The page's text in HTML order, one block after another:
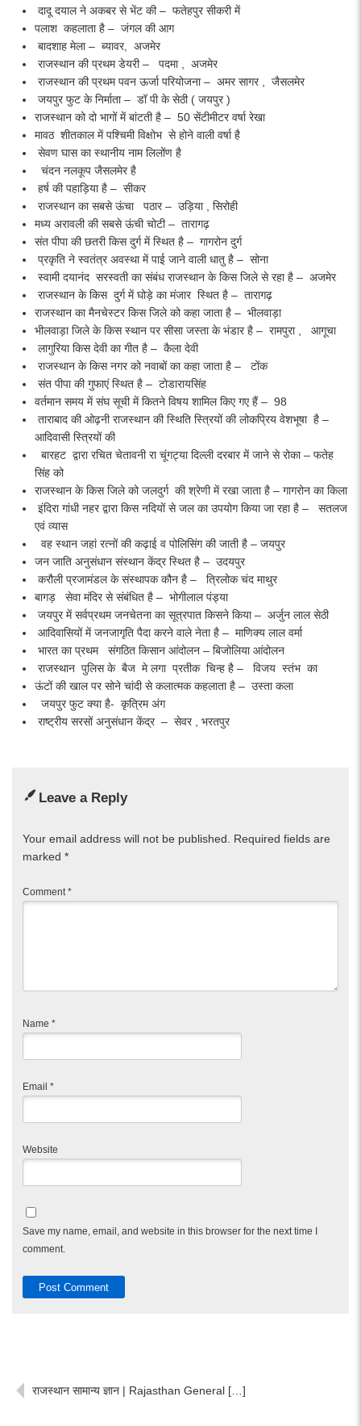
दादू दयाल ने अकबर से भेंट की – फतेहपुर सीकरी में
पलाश कहलाता है – जंगल की आग
बादशाह मेला – ब्यावर, अजमेर
राजस्थान की प्रथम डेयरी – पदमा , अजमेर
राजस्थान की प्रथम पवन ऊर्जा परियोजना – अमर सागर , जैसलमेर
जयपुर फुट के निर्माता – डॉ पी के सेठी ( जयपुर )
राजस्थान को दो भागों में बांटती है – 50 सेंटीमीटर वर्षा रेखा
मावठ शीतकाल में पश्चिमी विक्षोभ से होने वाली वर्षा है
सेवण घास का स्थानीय नाम लिलोंण है
चंदन नलकूप जैसलमेर है
हर्ष की पहाड़िया है – सीकर
राजस्थान का सबसे ऊंचा पठार – उड़िया , सिरोही
मध्य अरावली की सबसे ऊंची चोटी – तारागढ़
संत पीपा की छतरी किस दुर्ग में स्थित है – गागरोन दुर्ग
प्रकृति ने स्वतंत्र अवस्था में पाई जाने वाली धातु है – सोना
स्वामी दयानंद सरस्वती का संबंध राजस्थान के किस जिले से रहा है – अजमेर
राजस्थान के किस दुर्ग में घोड़े का मंजार स्थित है – तारागढ़
राजस्थान का मैनचेस्टर किस जिले को कहा जाता है – भीलवाड़ा
भीलवाड़ा जिले के किस स्थान पर सीसा जस्ता के भंडार है – रामपुरा , आगूचा
लागुरिया किस देवी का गीत है – कैला देवी
राजस्थान के किस नगर को नवाबों का कहा जाता है – टोंक
संत पीपा की गुफाएं स्थित है – टोडारायसिंह
वर्तमान समय में संघ सूची में कितने विषय शामिल किए गए हैं – 98
ताराबाद की ओढ़नी राजस्थान की स्थिति स्त्रियों की लोकप्रिय वेशभूषा है –
आदिवासी स्त्रियों की
बारहट द्वारा रचित चेतावनी रा चूंगट्या दिल्ली दरबार में जाने से रोका – फतेह
सिंह को
राजस्थान के किस जिले को जलदुर्ग की श्रेणी में रखा जाता है – गागरोन का किला
इंदिरा गांधी नहर द्वारा किस नदियों से जल का उपयोग किया जा रहा है – सतलज
एवं व्यास
वह स्थान जहां रत्नों की कढ़ाई व पोलिसिंग की जाती है – जयपुर
जन जाति अनुसंधान संस्थान केंद्र स्थित है – उदयपुर
करौली प्रजामंडल के संस्थापक कौन है – त्रिलोक चंद माथुर
बागड़ सेवा मंदिर से संबंधित है – भोगीलाल पंड्या
जयपुर में सर्वप्रथम जनचेतना का सूत्रपात किसने किया – अर्जुन लाल सेठी
आदिवासियों में जनजागृति पैदा करने वाले नेता है – माणिक्य लाल वर्मा
भारत का प्रथम संगठित किसान आंदोलन – बिजोलिया आंदोलन
राजस्थान पुलिस के बैज मे लगा प्रतीक चिन्ह है – विजय स्तंभ का
ऊंटों की खाल पर सोने चांदी से कलात्मक कहलाता है – उस्ता कला
जयपुर फुट क्या है- कृत्रिम अंग
राष्ट्रीय सरसों अनुसंधान केंद्र – सेवर , भरतपुर
Leave a Reply
Your email address will not be published.
Required fields are
marked *
Comment*
Name *
Email *
Website
Save my name, email, and website in this browser for the next time I
comment.
राजस्थान सामान्य ज्ञान | Rajasthan General […]